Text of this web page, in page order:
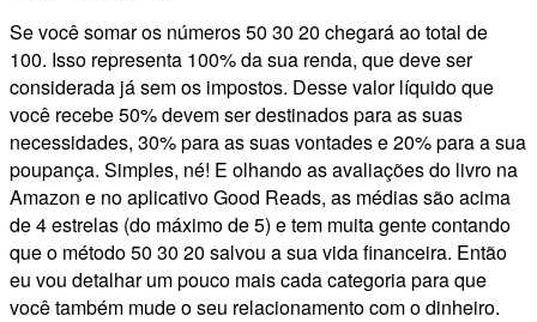
Se você somar os números 50 30 20 chegará ao total de
100. Isso representa 100% da sua renda, que deve ser
considerada já sem os impostos. Desse valor líquido que
você recebe 50% devem ser destinados para as suas
necessidades, 30% para as suas vontades e 20% para a sua
poupança. Simples, né! E olhando as avaliações do livro na
Amazon e no aplicativo Good Reads, as médias são acima
de 4 estrelas (do máximo de 5) e tem muita gente contando
que o método 50 30 20 salvou a sua vida financeira. Então
eu vou detalhar um pouco mais cada categoria para que
você também mude o seu relacionamento com o dinheiro.